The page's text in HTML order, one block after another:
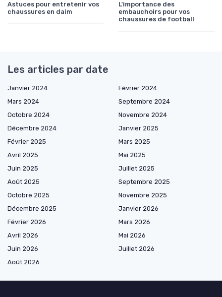
Astuces pour entretenir vos
chaussures en daim
L'importance des
embauchoirs pour vos
chaussures de football
Les articles par date
Janvier 2024
Février 2024
Mars 2024
Septembre 2024
Octobre 2024
Novembre 2024
Décembre 2024
Janvier 2025
Février 2025
Mars 2025
Avril 2025
Mai 2025
Juin 2025
Juillet 2025
Août 2025
Septembre 2025
Octobre 2025
Novembre 2025
Décembre 2025
Janvier 2026
Février 2026
Mars 2026
Avril 2026
Mai 2026
Juin 2026
Juillet 2026
Août 2026